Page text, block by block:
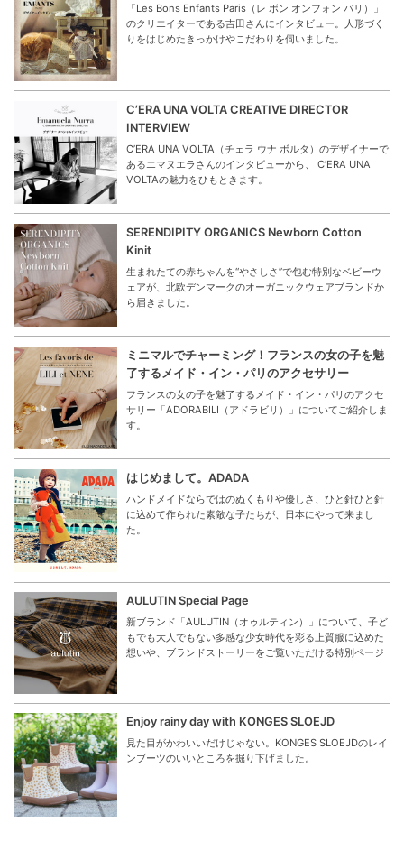
「Les Bons Enfants Paris（レ ボン オンフォン パリ）」
のクリエイターである吉田さんにインタビュー。人形づく
りをはじめたきっかけやこだわりを伺いました。
C’ERA UNA VOLTA CREATIVE DIRECTOR
INTERVIEW
C’ERA UNA VOLTA（チェラ ウナ ボルタ）のデザイナーで
あるエマヌエラさんのインタビューから、 C’ERA UNA
VOLTAの魅力をひもときます。
SERENDIPITY ORGANICS Newborn Cotton
Kinit
生まれたての赤ちゃんを“やさしさ”で包む特別なベビーウ
ェアが、北欧デンマークのオーガニックウェアブランドか
ら届きました。
ミニマルでチャーミング！フランスの女の子を魅
了するメイド・イン・パリのアクセサリー
フランスの女の子を魅了するメイド・イン・パリのアクセ
サリー「ADORABILI（アドラビリ）」についてご紹介しま
す。
はじめまして。ADADA
ハンドメイドならではのぬくもりや優しさ、ひと針ひと針
に込めて作られた素敵な子たちが、日本にやって来まし
た。
AULUTIN Special Page
新ブランド「AULUTIN（オゥルティン）」について、子ど
もでも大人でもない多感な少女時代を彩る上質服に込めた
想いや、ブランドストーリーをご覧いただける特別ページ
Enjoy rainy day with KONGES SLOEJD
見た目がかわいいだけじゃない。KONGES SLOEJDのレイ
ンブーツのいいところを掘り下げました。